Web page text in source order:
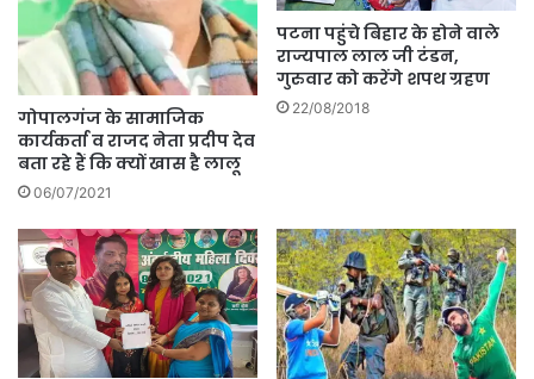
गोपालगंज के सामाजिक
कार्यकर्ता व राजद नेता प्रदीप देव
बता रहे हैं कि क्यों खास है लालू
06/07/2021
पटना पहुंचे बिहार के होने वाले
राज्यपाल लाल जी टंडन,
गुरुवार को करेंगे शपथ ग्रहण
22/08/2018